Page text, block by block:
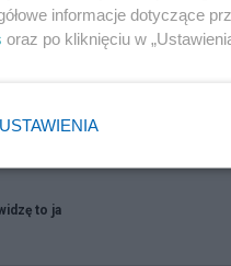
protest
demonstracja
media. No i jest, mamy
to ja
informacje dotyczące
oraz po kliknięciu w
USTAWIENIA